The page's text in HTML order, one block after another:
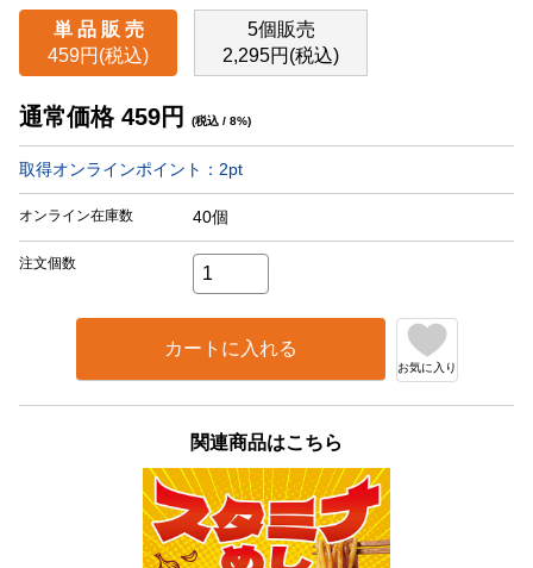
単 品 販 売
459円(税込)
5個販売
2,295円(税込)
通常価格 459円 (税込 / 8%)
取得オンラインポイント： 2pt
オンライン在庫数 40個
注文個数
カートに入れる
お気に入り
関連商品はこちら